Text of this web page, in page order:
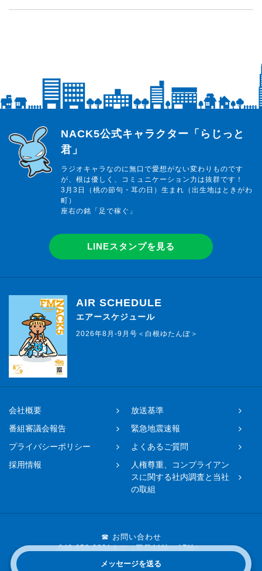
メッセージを送る
らじっと君
NACK5公式キャラクター「らじっと
君」
ラジオキャラなのに無口で愛想がない変わりものです
が、根は優しく、コミュニケーション力は抜群です！
3月3日（桃の節句・耳の日）生まれ（出生地はときがわ
町）
座右の銘「足で稼ぐ」
LINEスタンプを見る
AIR SCHEDULE
エアースケジュール
2026年8月-9月号＜白根ゆたんぽ＞
会社概要
放送基準
番組審議会報告
緊急地震速報
プライバシーポリシー
よくあるご質問
採用情報
人権尊重、コンプライアン
スに関する社内調査と当社
の取組
☎ お問い合わせ
048-650-0331まで（平日11時〜17時）
Copyright © 2019 FM NACK5 All rights reserved.